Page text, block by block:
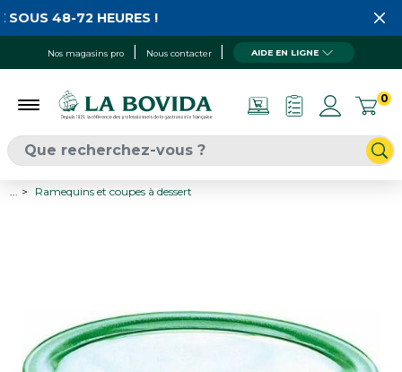
Nos magasins pro Nous contacter AIDE EN LIGNE
0
48-72 HEURES !
Ramequins et coupes à dessert